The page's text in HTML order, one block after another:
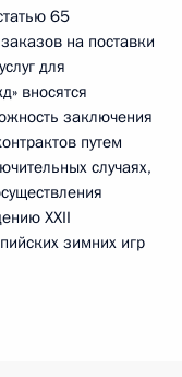
65
на поставки
для
вносятся
заключения
путем
случаях,
XXII
зимних игр